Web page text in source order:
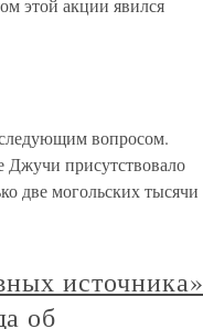
этой акции явился
следующим вопросом.
Джучи присутствовало
две могольских тысячи
источника»
об